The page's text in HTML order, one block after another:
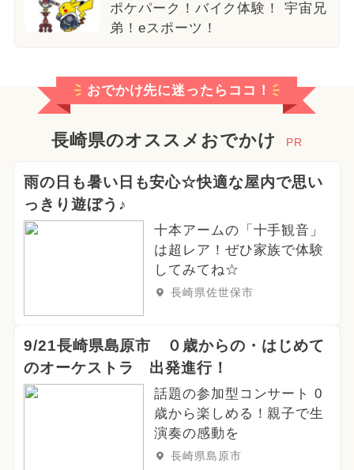
ポケパーク！バイク体験！ 宇宙兄
弟！eスポーツ！
おでかけ先に迷ったらココ！
長崎県のオススメおでかけ PR
雨の日も暑い日も安心☆快適な屋内で思い
っきり遊ぼう♪
十本アームの「十手観音」
は超レア！ぜひ家族で体験
してみてね☆
長崎県佐世保市
9/21長崎県島原市 ０歳からの・はじめて
のオーケストラ 出発進行！
話題の参加型コンサート 0
歳から楽しめる！親子で生
演奏の感動を
長崎県島原市